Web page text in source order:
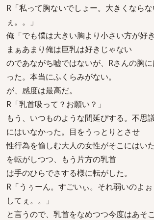
R「私って胸ないでしょー。大きくなら
ぇ。。」
俺「でも僕は大きい胸より小さい方が好
まぁあまり俺は巨乳は好きじゃない
のであながち嘘ではないが、Rさんの胸
った。本当にふくらみがない。
が、感度は最高だ。
R「乳首吸って？お願い？」
もう、いつものような間延びする。不思
にはいなかった。目をうっとりとさせ
性行為を愉しむ大人の女性がそこにはい
を転がしつつ、もう片方の乳首
は手のひらでさする様に転がした。
R「うぅーん。すごいぃ。それ弱いのよ
してぇ。。」
と言うので、乳首をなめつつ今度はあそ